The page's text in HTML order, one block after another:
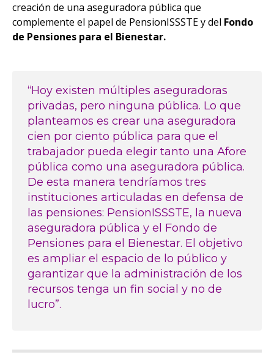
creación de una aseguradora pública que
complemente el papel de PensionISSSTE y del Fondo
de Pensiones para el Bienestar.
“Hoy existen múltiples aseguradoras
privadas, pero ninguna pública. Lo que
planteamos es crear una aseguradora
cien por ciento pública para que el
trabajador pueda elegir tanto una Afore
pública como una aseguradora pública.
De esta manera tendríamos tres
instituciones articuladas en defensa de
las pensiones: PensionISSSTE, la nueva
aseguradora pública y el Fondo de
Pensiones para el Bienestar. El objetivo
es ampliar el espacio de lo público y
garantizar que la administración de los
recursos tenga un fin social y no de
lucro”.